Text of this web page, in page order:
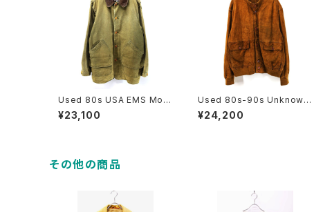
Used 80s USA EMS Mos
s Green Duck Cotton Hu
nting Field Jacket Size L
¥23,100
Used 80s-90s Unknown
Brown Tanned Leather V
alstar Jacket Size 58 XL
¥24,200
その他の商品